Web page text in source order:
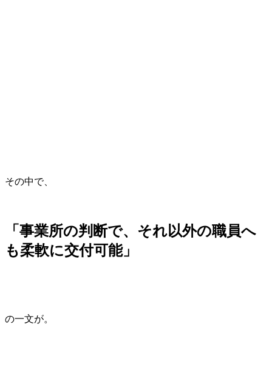
その中で、
「事業所の判断で、それ以外の職員へ
も柔軟に交付可能」
の一文が。